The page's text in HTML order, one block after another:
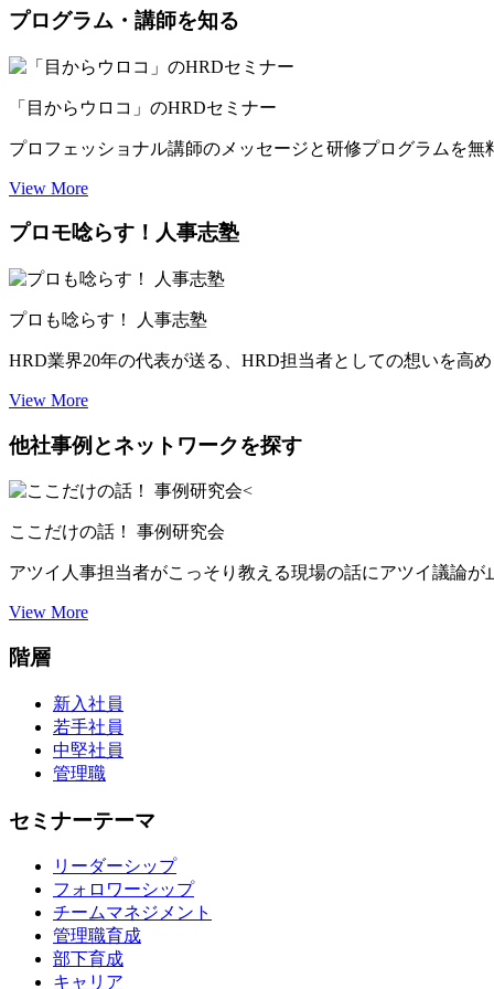
プログラム・講師を知る
「目からウロコ」のHRDセミナー
プロフェッショナル講師のメッセージと研修プログラムを無
View More
プロモ唸らす！人事志塾
プロも唸らす！ 人事志塾
HRD業界20年の代表が送る、HRD担当者としての想いを高め
View More
他社事例とネットワークを探す
ここだけの話！ 事例研究会
アツイ人事担当者がこっそり教える現場の話にアツイ議論が
View More
階層
新入社員
若手社員
中堅社員
管理職
セミナーテーマ
リーダーシップ
フォロワーシップ
チームマネジメント
管理職育成
部下育成
キャリア